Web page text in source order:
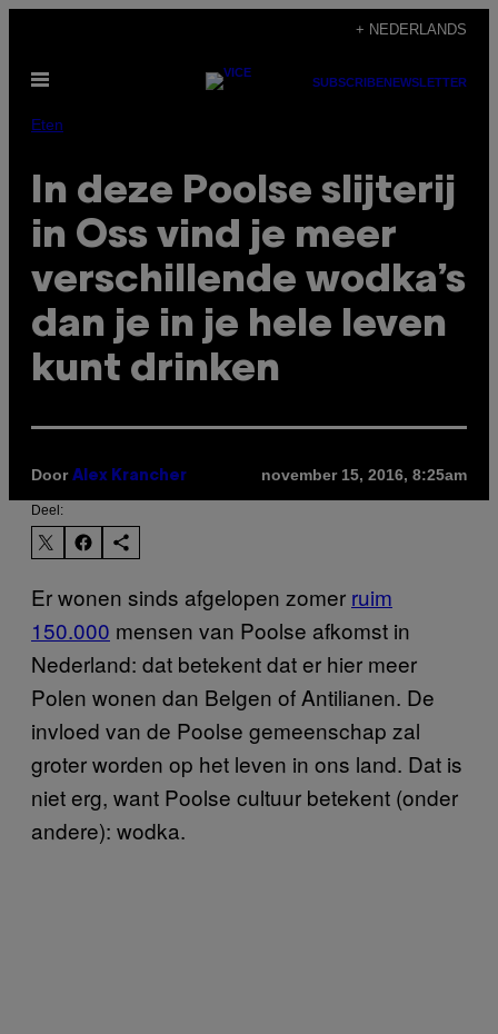
de
inhoud
+ NEDERLANDS
Open
SUBSCRIBENEWSLETTER
Eten
In deze Poolse slijterij
in Oss vind je meer
verschillende wodka’s
dan je in je hele leven
kunt drinken
Door Alex Krancher november 15, 2016, 8:25am
Deel:
Er wonen sinds afgelopen zomer ruim
150.000 mensen van Poolse afkomst in
Nederland: dat betekent dat er hier meer
Polen wonen dan Belgen of Antilianen. De
invloed van de Poolse gemeenschap zal
groter worden op het leven in ons land. Dat is
niet erg, want Poolse cultuur betekent (onder
andere): wodka.